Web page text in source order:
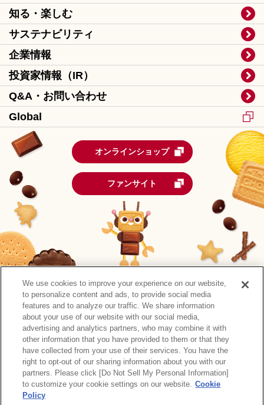
知る・楽しむ
サステナビリティ
企業情報
投資家情報（IR）
Q&A・お問い合わせ
Global
オンラインショップ
ファンサイト
森永製菓公式アカウント一覧
サイトマップ RSSの配信について
プライバシーポリシー
ウェブアクセシビリティ
ご利用規約 リンク
We use cookies to improve your experience on our website,
to personalize content and ads, to provide social media
features and to analyze our traffic. We share information
about your use of our website with our social media,
advertising and analytics partners, who may combine it with
other information that you have provided to them or that they
have collected from your use of their services. You have the
right to opt-out of our sharing information about you with our
partners. Please click [Do Not Sell My Personal Information]
to customize your cookie settings on our website. Cookie
Policy